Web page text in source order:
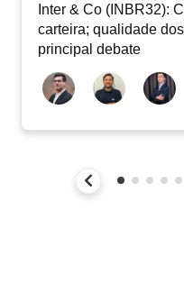
Inter & Co (INBR32):
carteira; qualidade
principal debate